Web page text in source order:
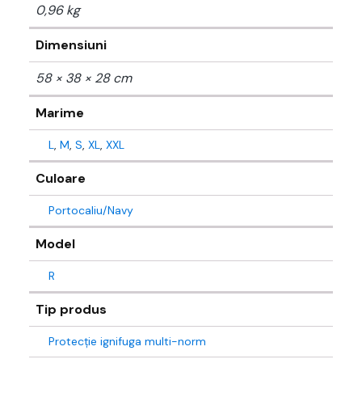
0,96 kg
Dimensiuni
58 × 38 × 28 cm
Marime
L, M, S, XL, XXL
Culoare
Portocaliu/Navy
Model
R
Tip produs
Protecție ignifuga multi-norm